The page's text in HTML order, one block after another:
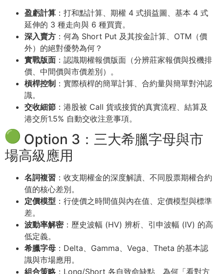
盈虧計算 ：打和點計算、期權 4 式損益圖、基本 4 式
延伸的 3 種走向與 6 種買賣。
深入賣方 ：何為 Short Put 及其按金計算、OTM（價
外）的絕對優勢為何？
實戰版面 ：認識期權報價版面（分辨莊家報價與投機排
價、中間價與市價差別）。
槓桿控制 ：實際槓桿的簡單計算、合約量與簡單對沖認
識。
交收細節 ：港股被 Call 貨或接貨的真實流程、結算及
港交所1.5% 自動交收注意事項。
Option 3：三大希臘字母與市
場高級應用
名詞複習 ：收支期權金的深度解讀、不同股票期權合約
值的核心差別。
定價模型 ：行使價之時間值與內在值、定價模型與標準
差。
波動率解密：歷史波幅 (HV) 辨析、引申波幅 (IV) 的高
低定義。
希臘字母 ：Delta、Gamma、Vega、Theta 的基本認
識與市場應用。
組合策略：Long/Short 各自致命缺點、為何「看對方